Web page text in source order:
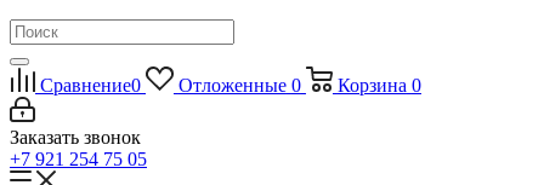
Сравнение0 Отложенные 0 Корзина 0
Заказать звонок
+7 921 254 75 05